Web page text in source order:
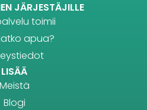
JÄRJESTÄJILLE
toimii
apua?
LISÄÄ
Meistä
Blogi